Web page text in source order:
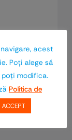
au
scrie o
acest
Poţi alege să
modifica.
Politica de
ACCEPT